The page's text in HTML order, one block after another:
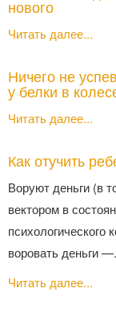
нового
Читать далее...
Ничего не
у белки в
Читать далее...
Как отучить
Воруют деньги (в
вектором в
воровать деньги
Читать далее...